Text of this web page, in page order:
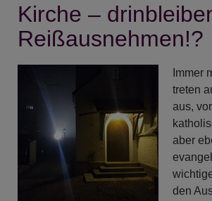
-
Ausbildungskurs
Kirche –
Reißausnehmen!?
Immer
treten
aus,
aber
den